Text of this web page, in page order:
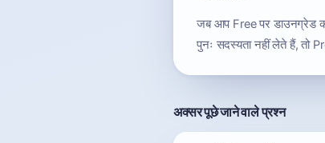
जब आप Free पर डाउनग्रेड
पुनः सदस्यता नहीं लेते हैं, तो
अक्सर पूछे जाने वाले प्रश्न